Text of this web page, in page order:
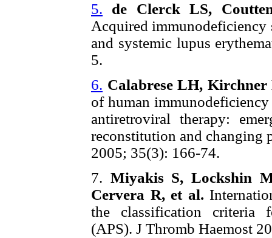
5.
de Clerck LS,
Acquired immunodeficiency
and systemic lupus
5.
6. Calabrese LH,
of human
antiretroviral therapy:
reconstitution and changing
2005; 35(3): 166-74.
7. Miyakis S, Lockshin
Cervera R, et al.
the classification criteria
(APS). J Thromb Haemost